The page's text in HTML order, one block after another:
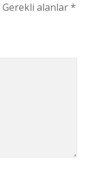
Gerekli alanlar*